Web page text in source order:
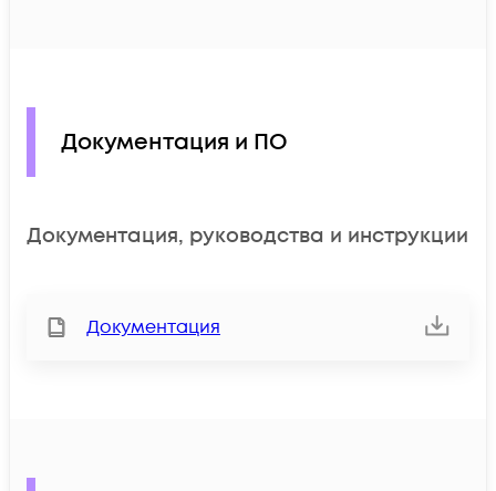
Документация и ПО
Документация, руководства и инструкции
Документация